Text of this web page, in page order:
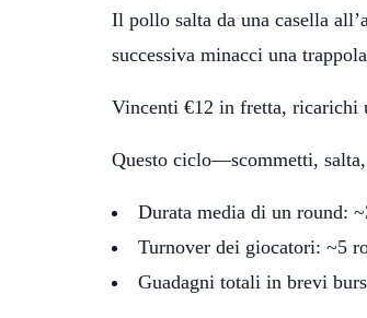
Il pollo salta da una casella
successiva minacci una
Vincenti €12 in fretta, ricarichi
Questo ciclo—scommetti,
Durata media di un round:
Turnover dei giocatori: ~5
Guadagni totali in brevi